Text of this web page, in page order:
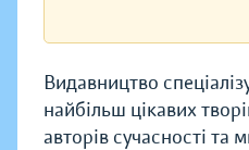
Видавництво
найбільш цікавих
авторів сучасності та